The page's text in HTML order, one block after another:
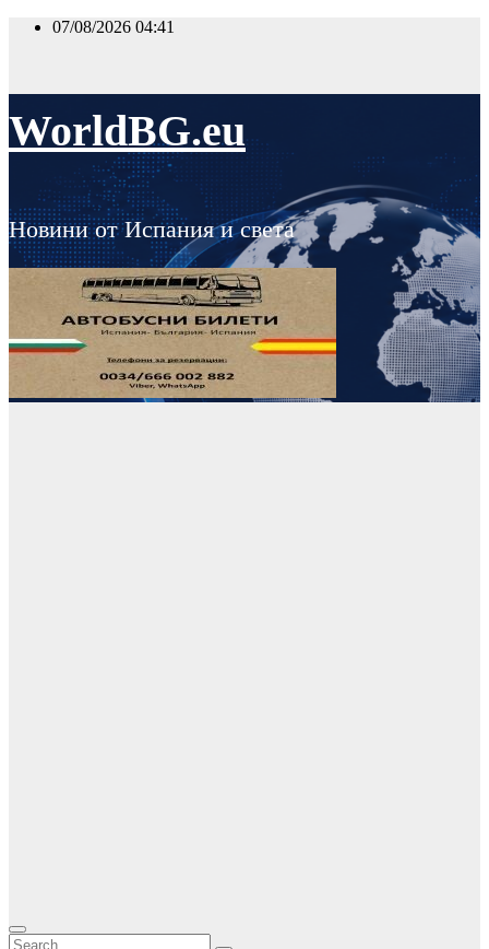
Skip
07/08/2026 04:41
WorldBG.eu
Новини от Испания и света